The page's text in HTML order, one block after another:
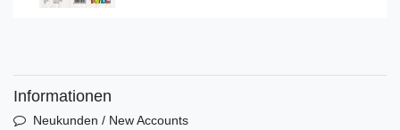
Informationen
Neukunden / New Accounts